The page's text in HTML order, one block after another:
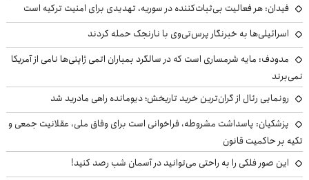
فیدان: هر فعالیت بی‌ثبات‌کننده در سوریه، تهدیدی برای امنیت ترکیه است
اسرائیلی‌ها به خبرنگار پرس‌تی‌وی با نارنجک حمله کردند
مدودف: مایه شرمساری است که در سالگرد بمباران اتمی ژاپنی‌ها نامی از آمریکا
نمی‌برند
رونمایی رئال از گران‌ترین خرید تاریخش؛ دیومانده راهی مادرید شد
پزشکیان: پاسداشت مشروطه، فراخوانی است برای وفاق ملی، عقلانیت جمعی و
تکیه بر حاکمیت قانون
این صور فلکی را به راحتی می‌توانید در آسمان شب رصد کنید!